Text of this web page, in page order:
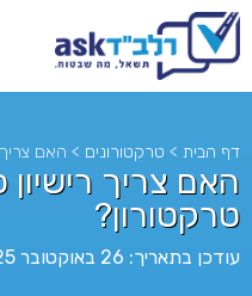
דף הבית > טרקטורונים > האם צריך
האם צריך רישיון
טרקטורון?
עודכן בתאריך: 26 באוקטובר 2025